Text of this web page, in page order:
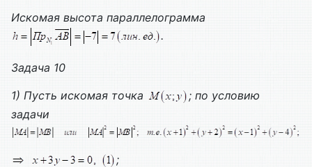
Искомая высота параллелограмма
.
Задача 10
1) Пусть искомая точка
; по условию
задачи
;